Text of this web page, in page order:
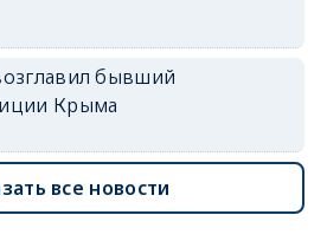
бывший
Крыма
все новости